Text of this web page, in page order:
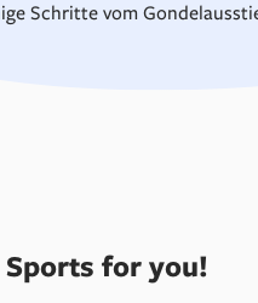
Schritte vom
Sports for you!